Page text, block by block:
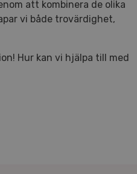
att kombinera de olika
vi både trovärdighet,
Hur kan vi hjälpa till med